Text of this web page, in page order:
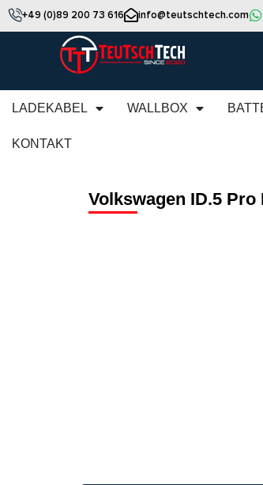
+49 (0)89 200 73 616 info@teutschtech.com
LADEKABEL WALLBOX
KONTAKT
Volkswagen ID.5